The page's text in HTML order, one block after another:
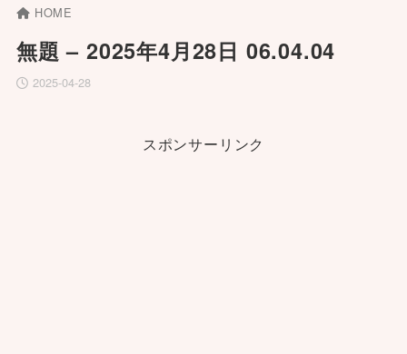
HOME
無題 – 2025年4月28日 06.04.04
2025-04-28
スポンサーリンク